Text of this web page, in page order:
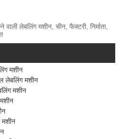
लेबलिंग मशीन, चीन, फैक्टरी, निर्माता,
मशीन
लेबलिंग मशीन
मशीन
मशीन